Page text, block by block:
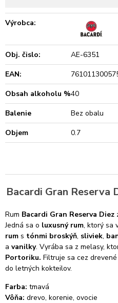
Výrobca:
Obj. čislo:
AE-6351
EAN:
Obsah alkoholu %40
Balenie
Bez obalu
Objem
0.7
Bacardi Gran Reserva
Rum Bacardi Gran Reserva Diez
Jedná sa o luxusný rum, ktorý sa
rum s tónmi broskýň, sliviek,
a vanilky. Vyrába sa z melasy,
Portoriku. Filtruje sa cez
do letných kokteilov.
Farba: tmavá
Vôňa: drevo, korenie, ovocie